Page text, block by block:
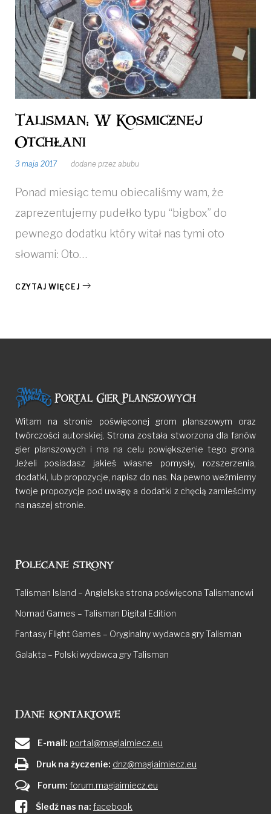
03
Talisman: W Kosmicznej
Otchłani
3 maja 2017 dodane przez abubu
Ponad miesiąc temu obiecaliśmy wam, że
zaprezentujemy pudełko typu “bigbox” do
pewnego dodatku który witał nas tymi oto
słowami: Oto…
CZYTAJ WIĘCEJ
Witam na stronie poświęconej grom planszowym oraz
twórczości autorskiej. Strona została stworzona dla fanów
gier planszowych i ma na celu powiększenie tego grona.
Jeżeli posiadasz jakieś własne pomysły, rozszerzenia,
dodatki, lub propozycje, napisz do nas. Na pewno weźmiemy
twoje propozycje pod uwagę a dodatki z chęcią zamieścimy
na naszej stronie.
Polecane strony
Talisman Island – Angielska strona poświęcona Talismanowi
Nomad Games – Talisman Digital Edition
Fantasy Flight Games – Oryginalny wydawca gry Talisman
Galakta – Polski wydawca gry Talisman
Dane kontaktowe
E-mail: portal@magiaimiecz.eu
Druk na życzenie: dnz@magiaimiecz.eu
Forum: forum.magiaimiecz.eu
Śledź nas na: facebook